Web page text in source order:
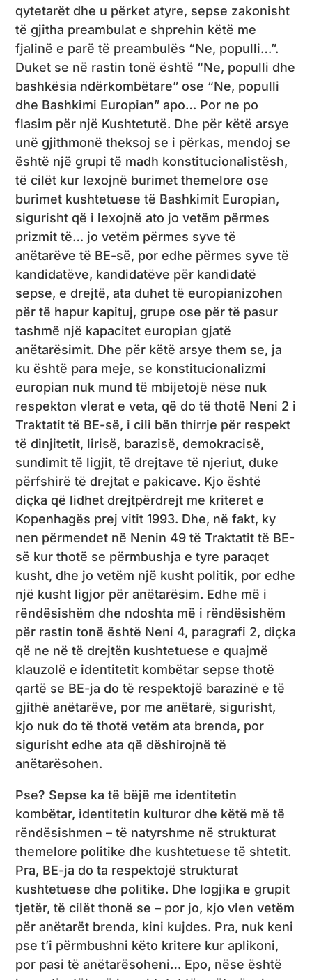
qytetarët dhe u përket atyre, sepse zakonisht
të gjitha preambulat e shprehin këtë me
fjalinë e parë të preambulës “Ne, populli…”.
Duket se në rastin tonë është “Ne, populli dhe
bashkësia ndërkombëtare” ose “Ne, populli
dhe Bashkimi Europian” apo… Por ne po
flasim për një Kushtetutë. Dhe për këtë arsye
unë gjithmonë theksoj se i përkas, mendoj se
është një grupi të madh konstitucionalistësh,
të cilët kur lexojnë burimet themelore ose
burimet kushtetuese të Bashkimit Europian,
sigurisht që i lexojnë ato jo vetëm përmes
prizmit të… jo vetëm përmes syve të
anëtarëve të BE-së, por edhe përmes syve të
kandidatëve, kandidatëve për kandidatë
sepse, e drejtë, ata duhet të europianizohen
për të hapur kapituj, grupe ose për të pasur
tashmë një kapacitet europian gjatë
anëtarësimit. Dhe për këtë arsye them se, ja
ku është para meje, se konstitucionalizmi
europian nuk mund të mbijetojë nëse nuk
respekton vlerat e veta, që do të thotë Neni 2 i
Traktatit të BE-së, i cili bën thirrje për respekt
të dinjitetit, lirisë, barazisë, demokracisë,
sundimit të ligjit, të drejtave të njeriut, duke
përfshirë të drejtat e pakicave. Kjo është
diçka që lidhet drejtpërdrejt me kriteret e
Kopenhagës prej vitit 1993. Dhe, në fakt, ky
nen përmendet në Nenin 49 të Traktatit të BE-
së kur thotë se përmbushja e tyre paraqet
kusht, dhe jo vetëm një kusht politik, por edhe
një kusht ligjor për anëtarësim. Edhe më i
rëndësishëm dhe ndoshta më i rëndësishëm
për rastin tonë është Neni 4, paragrafi 2, diçka
që ne në të drejtën kushtetuese e quajmë
klauzolë e identitetit kombëtar sepse thotë
qartë se BE-ja do të respektojë barazinë e të
gjithë anëtarëve, por me anëtarë, sigurisht,
kjo nuk do të thotë vetëm ata brenda, por
sigurisht edhe ata që dëshirojnë të
anëtarësohen.
Pse? Sepse ka të bëjë me identitetin
kombëtar, identitetin kulturor dhe këtë më të
rëndësishmen – të natyrshme në strukturat
themelore politike dhe kushtetuese të shtetit.
Pra, BE-ja do ta respektojë strukturat
kushtetuese dhe politike. Dhe logjika e grupit
tjetër, të cilët thonë se – por jo, kjo vlen vetëm
për anëtarët brenda, kini kujdes. Pra, nuk keni
pse t’i përmbushni këto kritere kur aplikoni,
por pasi të anëtarësoheni… Epo, nëse është